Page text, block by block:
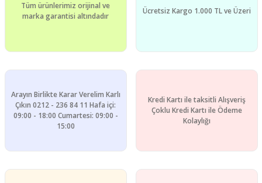
Ürün resmi kalitesiz, bozuk veya görüntülenemiyor.
Tüm ürünlerimiz orijinal ve
marka garantisi altındadır
Ücretsiz Kargo 1.000 TL ve Üzeri
Arayın Birlikte Karar Verelim Karlı
Çıkın 0212 - 236 84 11 Hafa içi:
09:00 - 18:00 Cumartesi: 09:00 -
15:00
Kredi Kartı ile taksitli Alışveriş
Çoklu Kredi Kartı ile Ödeme
Kolaylığı